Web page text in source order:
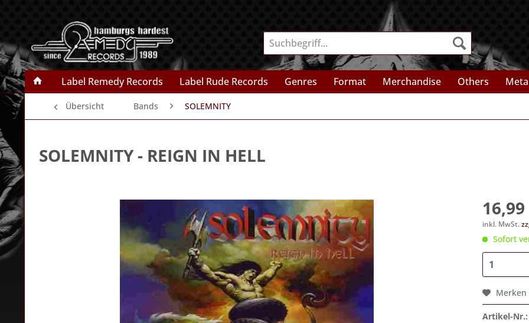
Label Remedy Records Label Rude Records Genres Format Merchandise Others
Übersicht Bands SOLEMNITY
SOLEMNITY- REIGN IN HELL
inkl. MwSt.
Sofort
Merken
Artikel-Nr.: